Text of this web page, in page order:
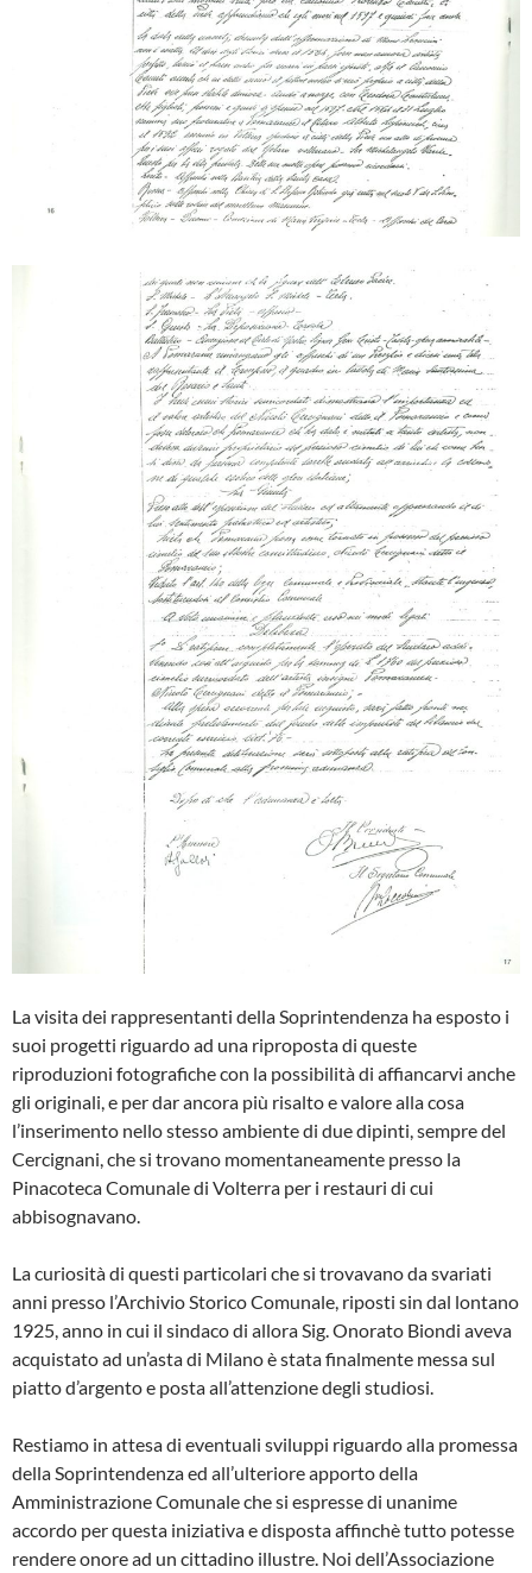
La visita dei rappresentanti della So­printendenza ha esposto i
suoi pro­getti riguardo ad una riproposta di queste
riproduzioni fotografiche con la possibilità di affiancarvi anche
gli originali, e per dar ancora più risalto e valore alla cosa
l’inserimento nello stesso ambiente di due dipinti, sem­pre del
Cercignani, che si trovano momentaneamente presso la
Pinaco­teca Comunale di Volterra per i re­stauri di cui
abbisognavano.
La curiosità di questi particolari che si trovavano da svariati
anni presso l’Archivio Storico Comunale, riposti sin dal lontano
1925, anno in cui il sin­daco di allora Sig. Onorato Biondi aveva
acquistato ad un’asta di Mila­no è stata finalmente messa sul
piat­to d’argento e posta all’attenzione de­gli studiosi.
Restiamo in attesa di eventuali svilup­pi riguardo alla promessa
della So­printendenza ed all’ulteriore apporto della
Amministrazione Comunale che si espresse di unanime
accordo per questa iniziativa e disposta affinchè tutto potesse
rendere onore ad un cit­tadino illustre. Noi dell’Associazione